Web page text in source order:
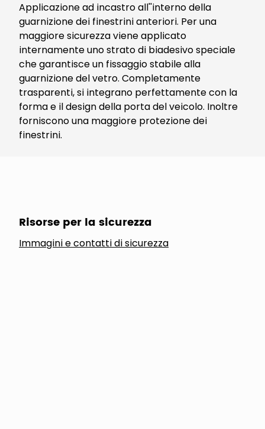
Applicazione ad incastro all''interno della
guarnizione dei finestrini anteriori. Per una
maggiore sicurezza viene applicato
internamente uno strato di biadesivo speciale
che garantisce un fissaggio stabile alla
guarnizione del vetro. Completamente
trasparenti, si integrano perfettamente con la
forma e il design della porta del veicolo. Inoltre
forniscono una maggiore protezione dei
finestrini.
Risorse per la sicurezza
Immagini e contatti di sicurezza